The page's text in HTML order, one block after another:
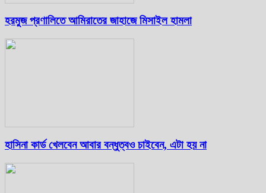
হরমুজ প্রণালিতে আমিরাতের জাহাজে মিসাইল হামলা
হাসিনা কার্ড খেলবেন আবার বন্ধুত্বও চাইবেন, এটা হয় না